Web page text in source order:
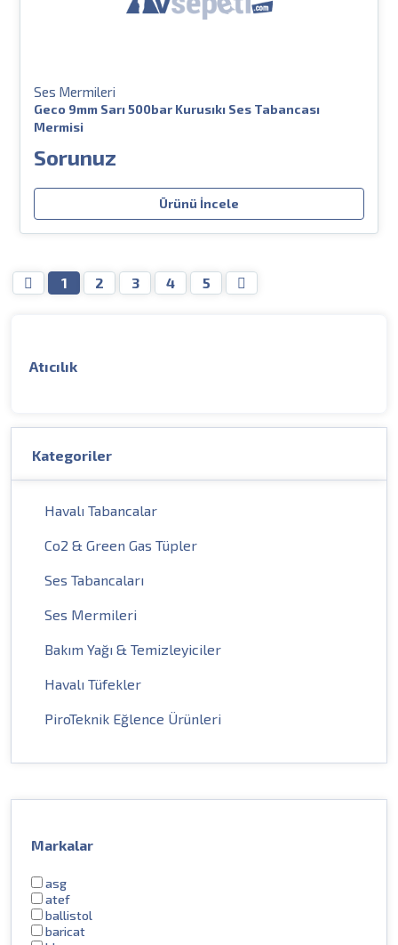
Ses Mermileri
Geco 9mm Sarı 500bar Kurusıkı Ses Tabancası
Mermisi
Sorunuz
Ürünü İncele
1 2 3 4 5
Atıcılık
Kategoriler
Havalı Tabancalar
Co2 & Green Gas Tüpler
Ses Tabancaları
Ses Mermileri
Bakım Yağı & Temizleyiciler
Havalı Tüfekler
PiroTeknik Eğlence Ürünleri
Markalar
asg
atef
ballistol
baricat